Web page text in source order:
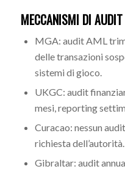
MECCANISMI DI AUDIT
MGA: audit AML
delle transazioni
sistemi di gioco.
UKGC: audit
mesi, reporting
Curacao: nessun
richiesta dell’autorità.
Gibraltar: audit